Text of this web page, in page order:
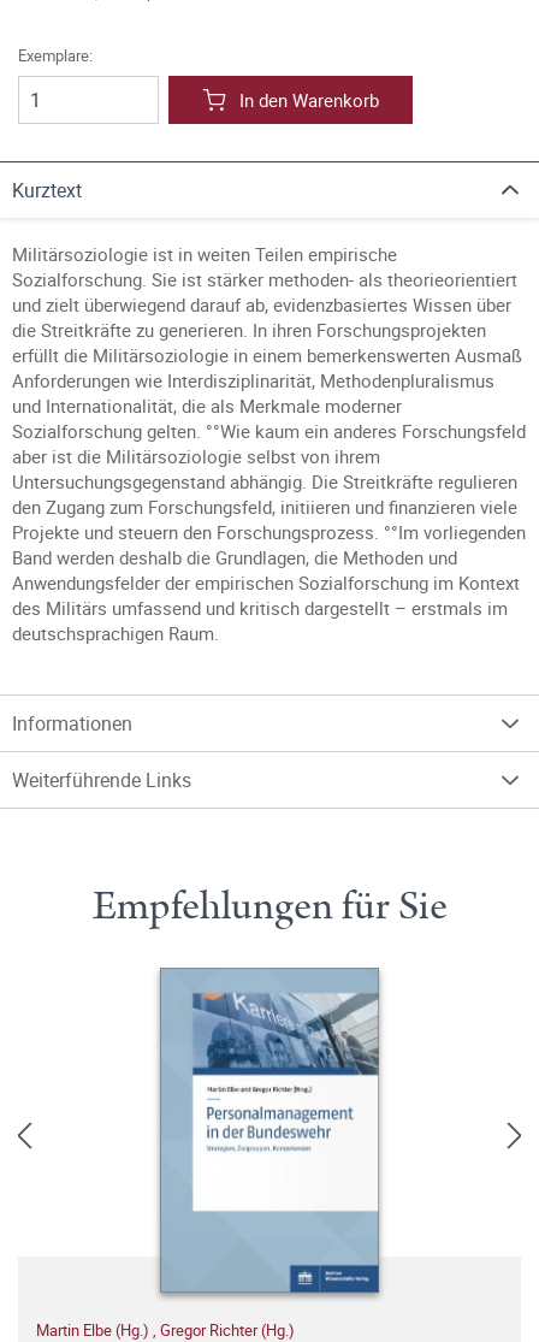
Exemplare:
In den Warenkorb
Kurztext
Militärsoziologie ist in weiten Teilen empirische
Sozialforschung. Sie ist stärker methoden- als theorieorientiert
und zielt überwiegend darauf ab, evidenzbasiertes Wissen über
die Streitkräfte zu generieren. In ihren Forschungsprojekten
erfüllt die Militärsoziologie in einem bemerkenswerten Ausmaß
Anforderungen wie Interdisziplinarität, Methodenpluralismus
und Internationalität, die als Merkmale moderner
Sozialforschung gelten. °°Wie kaum ein anderes Forschungsfeld
aber ist die Militärsoziologie selbst von ihrem
Untersuchungsgegenstand abhängig. Die Streitkräfte regulieren
den Zugang zum Forschungsfeld, initiieren und finanzieren viele
Projekte und steuern den Forschungsprozess. °°Im vorliegenden
Band werden deshalb die Grundlagen, die Methoden und
Anwendungsfelder der empirischen Sozialforschung im Kontext
des Militärs umfassend und kritisch dargestellt – erstmals im
deutschsprachigen Raum.
Informationen
Weiterführende Links
Empfehlungen für Sie
Martin Elbe (Hg.) , Gregor Richter (Hg.)